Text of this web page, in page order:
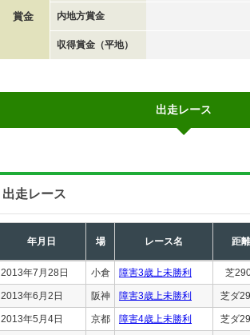
賞金 内地方賞金
収得賞金（平地）
出走レース
出走レース
年月日 場 レース名 距離
2013年7月28日 小倉 障害3歳上未勝利 芝
2013年6月2日 阪神 障害3歳上未勝利 芝ダ
2013年5月4日 京都 障害4歳上未勝利 芝ダ